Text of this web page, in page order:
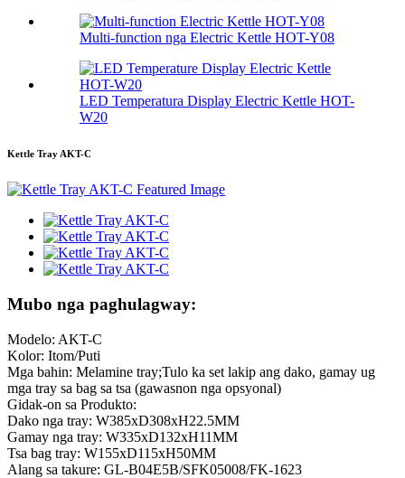
Multi-function nga Electric Kettle HOT-Y08
LED Temperatura Display Electric Kettle HOT-
W20
Kettle Tray AKT-C
Mubo nga paghulagway:
Modelo: AKT-C
Kolor: Itom/Puti
Mga bahin: Melamine tray;Tulo ka set lakip ang dako, gamay ug
mga tray sa bag sa tsa (gawasnon nga opsyonal)
Gidak-on sa Produkto:
Dako nga tray: W385xD308xH22.5MM
Gamay nga tray: W335xD132xH11MM
Tsa bag tray: W155xD115xH50MM
Alang sa takure: GL-B04E5B/SFK05008/FK-1623